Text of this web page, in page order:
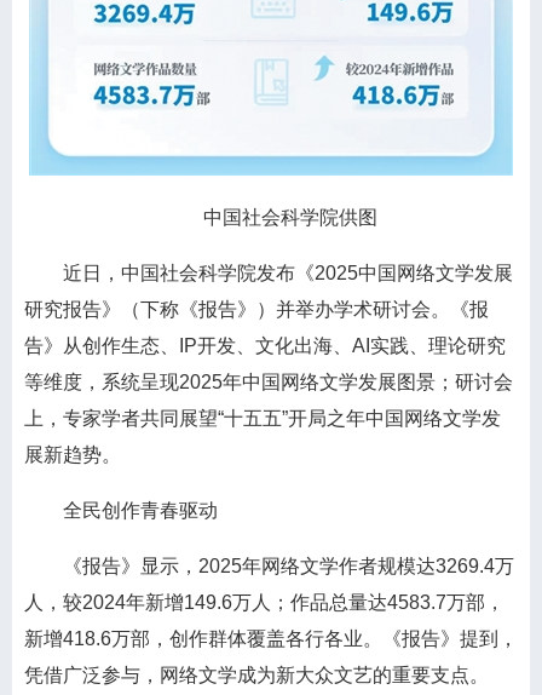
中国社会科学院供图
近日，中国社会科学院发布《2025中国网络文学发展
研究报告》（下称《报告》）并举办学术研讨会。《报
告》从创作生态、IP开发、文化出海、AI实践、理论研究
等维度，系统呈现2025年中国网络文学发展图景；研讨会
上，专家学者共同展望“十五五”开局之年中国网络文学发
展新趋势。
全民创作青春驱动
《报告》显示，2025年网络文学作者规模达3269.4万
人，较2024年新增149.6万人；作品总量达4583.7万部，
新增418.6万部，创作群体覆盖各行各业。《报告》提到，
凭借广泛参与，网络文学成为新大众文艺的重要支点。